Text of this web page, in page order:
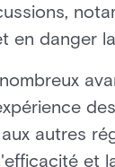
en danger
autres
et